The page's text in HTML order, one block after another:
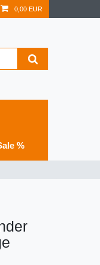
0,00 EUR
%